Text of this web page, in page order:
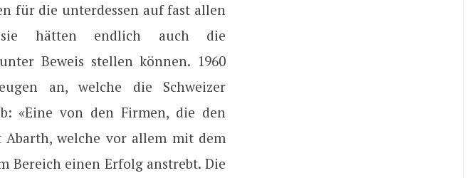
für die unterdessen auf fast allen
sie hätten endlich auch die
Beweis stellen können. 1960
an, welche die Schweizer
«Eine von den Firmen, die den
welche vor allem mit dem
Bereich einen Erfolg anstrebt. Die